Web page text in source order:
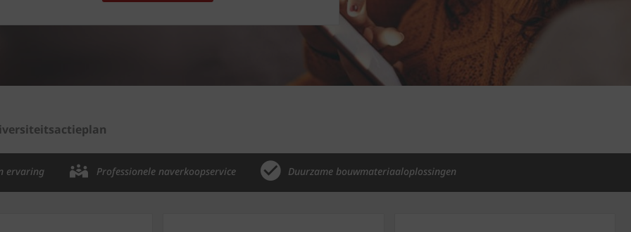
ervaring Professionele naverkoopservice Duurzame bouwmateriaaloplossingen